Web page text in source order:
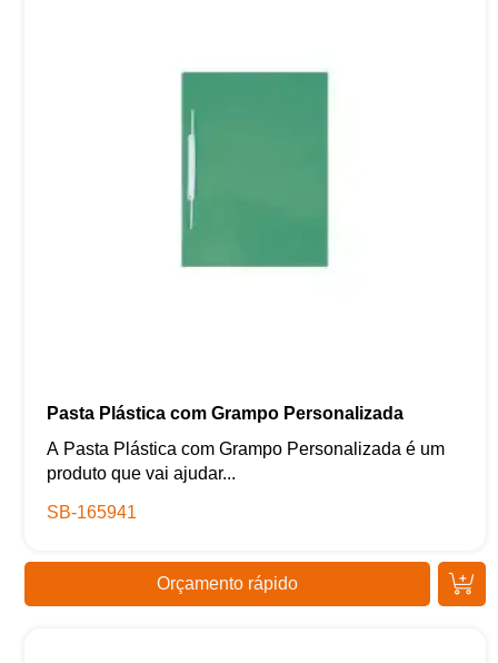
Pasta Plástica com Grampo Personalizada
A Pasta Plástica com Grampo Personalizada é um
produto que vai ajudar...
SB-165941
Orçamento rápido